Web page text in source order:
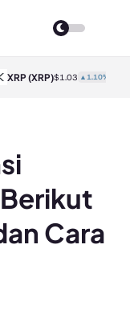
$1.03▲1.10% Solana
Cara